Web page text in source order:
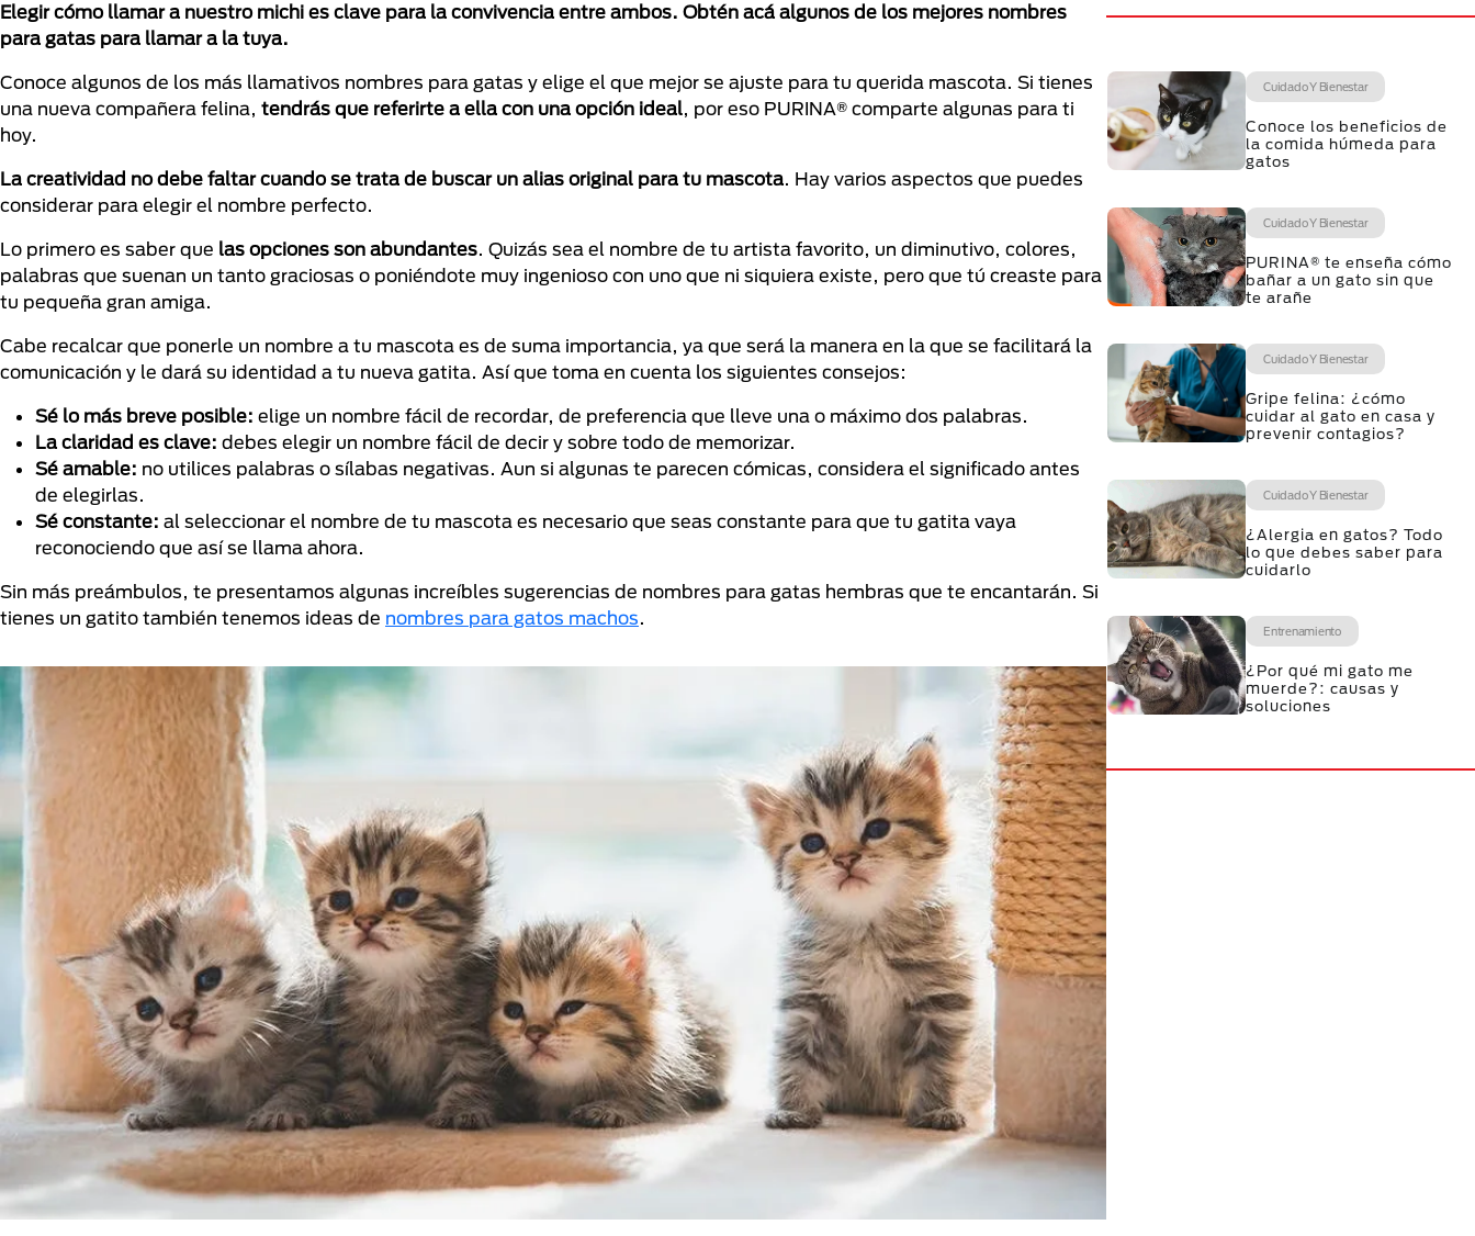
Elegir cómo llamar a nuestro michi es clave para la convivencia entre ambos. Obtén acá algunos de los mejores nombres
para gatas para llamar a la tuya.
Conoce algunos de los más llamativos nombres para gatas y elige el que mejor se ajuste para tu querida mascota. Si tienes
una nueva compañera felina, tendrás que referirte a ella con una opción ideal, por eso PURINA® comparte algunas para ti
hoy.
La creatividad no debe faltar cuando se trata de buscar un alias original para tu mascota. Hay varios aspectos que puedes
considerar para elegir el nombre perfecto.
Lo primero es saber que las opciones son abundantes. Quizás sea el nombre de tu artista favorito, un diminutivo, colores,
palabras que suenan un tanto graciosas o poniéndote muy ingenioso con uno que ni siquiera existe, pero que tú creaste para
tu pequeña gran amiga.
Cabe recalcar que ponerle un nombre a tu mascota es de suma importancia, ya que será la manera en la que se facilitará la
comunicación y le dará su identidad a tu nueva gatita. Así que toma en cuenta los siguientes consejos:
Sé lo más breve posible: elige un nombre fácil de recordar, de preferencia que lleve una o máximo dos palabras.
La claridad es clave: debes elegir un nombre fácil de decir y sobre todo de memorizar.
Sé amable: no utilices palabras o sílabas negativas. Aun si algunas te parecen cómicas, considera el significado antes
de elegirlas.
Sé constante: al seleccionar el nombre de tu mascota es necesario que seas constante para que tu gatita vaya
reconociendo que así se llama ahora.
Sin más preámbulos, te presentamos algunas increíbles sugerencias de nombres para gatas hembras que te encantarán. Si
tienes un gatito también tenemos ideas de nombres para gatos machos.
Cuidado Y Bienestar
Conoce los beneficios de
la comida húmeda para
gatos
Cuidado Y Bienestar
PURINA® te enseña cómo
bañar a un gato sin que
te arañe
Cuidado Y Bienestar
Gripe felina: ¿cómo
cuidar al gato en casa y
prevenir contagios?
Cuidado Y Bienestar
¿Alergia en gatos? Todo
lo que debes saber para
cuidarlo
Entrenamiento
¿Por qué mi gato me
muerde?: causas y
soluciones